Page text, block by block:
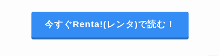
今すぐRenta!(レンタ)で読む！